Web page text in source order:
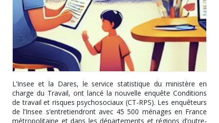
L’Insee et la Dares, le service statistique du ministère en
charge du Travail, ont lancé la nouvelle enquête Conditions
de travail et risques psychosociaux (CT-RPS). Les enquêteurs
de l’Insee s’entretiendront avec 45 500 ménages en France
métropolitaine et dans les départements et régions d’outre-